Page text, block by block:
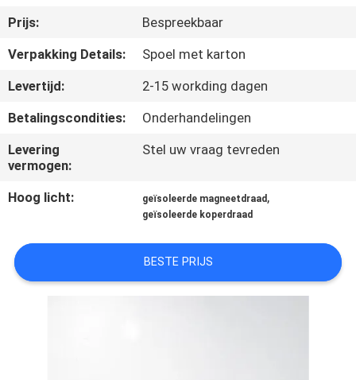
KWALITEITSCONTROLE
CONTACTEER
ONS
NIEUWS
VERZOEK
CITAAT
Prijs:
Bespreekbaar
Verpakking Details:
Spoel met karton
Levertijd:
2-15 workding dagen
Betalingscondities:
Onderhandelingen
Levering
vermogen:
Stel uw vraag tevreden
Hoog licht: geïsoleerde magneetdraad ,
geïsoleerde koperdraad
BESTE PRIJS